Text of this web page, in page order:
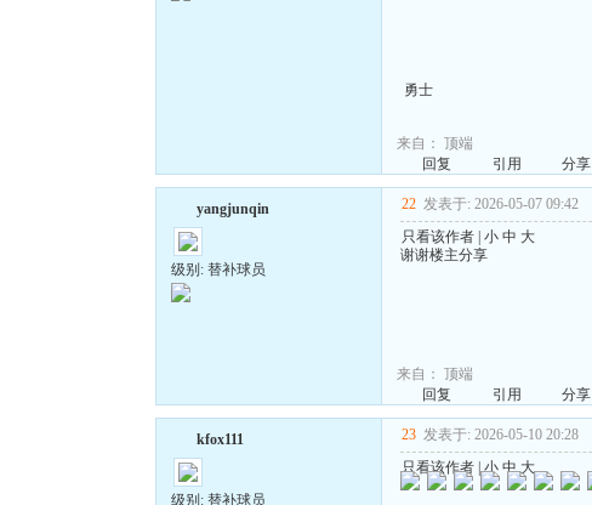
勇士
来自： 顶端
回复
引用 分享
yangjunqin
级别: 替补球员
22 发表于: 2026-05-07 09:42
只看该作者| 小 中 大
谢谢楼主分享
来自： 顶端
回复
引用 分享
kfox111
级别: 替补球员
23 发表于: 2026-05-10 20:28
只看该作者|小 中 大